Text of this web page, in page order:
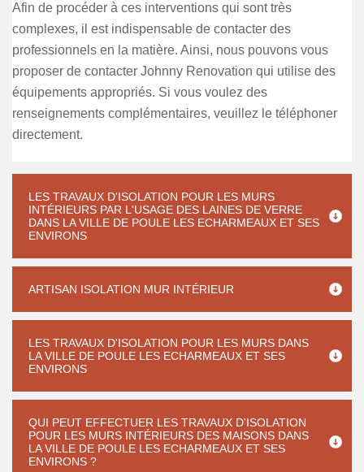
Afin de procéder à ces interventions qui sont très
complexes, il est indispensable de contacter des
professionnels en la matière. Ainsi, nous pouvons vous
proposer de contacter Johnny Renovation qui utilise des
équipements appropriés. Si vous voulez des
renseignements complémentaires, veuillez le téléphoner
directement.
LES TRAVAUX D'ISOLATION POUR LES MURS
INTÉRIEURS PAR L'USAGE DES LAINES DE VERRE
DANS LA VILLE DE POULE LES ECHARMEAUX ET SES
ENVIRONS
ARTISAN ISOLATION MUR INTÉRIEUR
LES TRAVAUX D'ISOLATION POUR LES MURS DANS
LA VILLE DE POULE LES ECHARMEAUX ET SES
ENVIRONS
QUI PEUT EFFECTUER LES TRAVAUX D'ISOLATION
POUR LES MURS INTÉRIEURS DES MAISONS DANS
LA VILLE DE POULE LES ECHARMEAUX ET SES
ENVIRONS ?